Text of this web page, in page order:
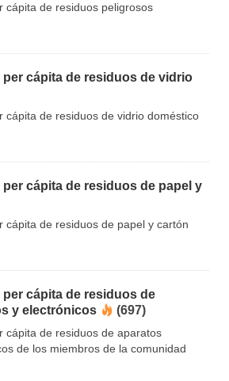
cápita de residuos peligrosos
cápita de residuos de vidrio
cápita de residuos de vidrio doméstico
cápita de residuos de papel y
cápita de residuos de papel y cartón
cápita de residuos de
y electrónicos
(697)
cápita de residuos de aparatos
de los miembros de la comunidad